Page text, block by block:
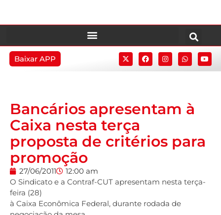
Baixar APP
Bancários apresentam à
Caixa nesta terça
proposta de critérios para
promoção
27/06/2011
12:00 am
O Sindicato e a Contraf-CUT apresentam nesta terça-
feira (28)
à Caixa Econômica Federal, durante rodada de